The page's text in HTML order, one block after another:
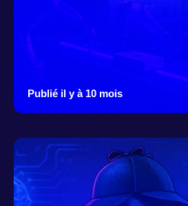
Publié il y à 10 mois